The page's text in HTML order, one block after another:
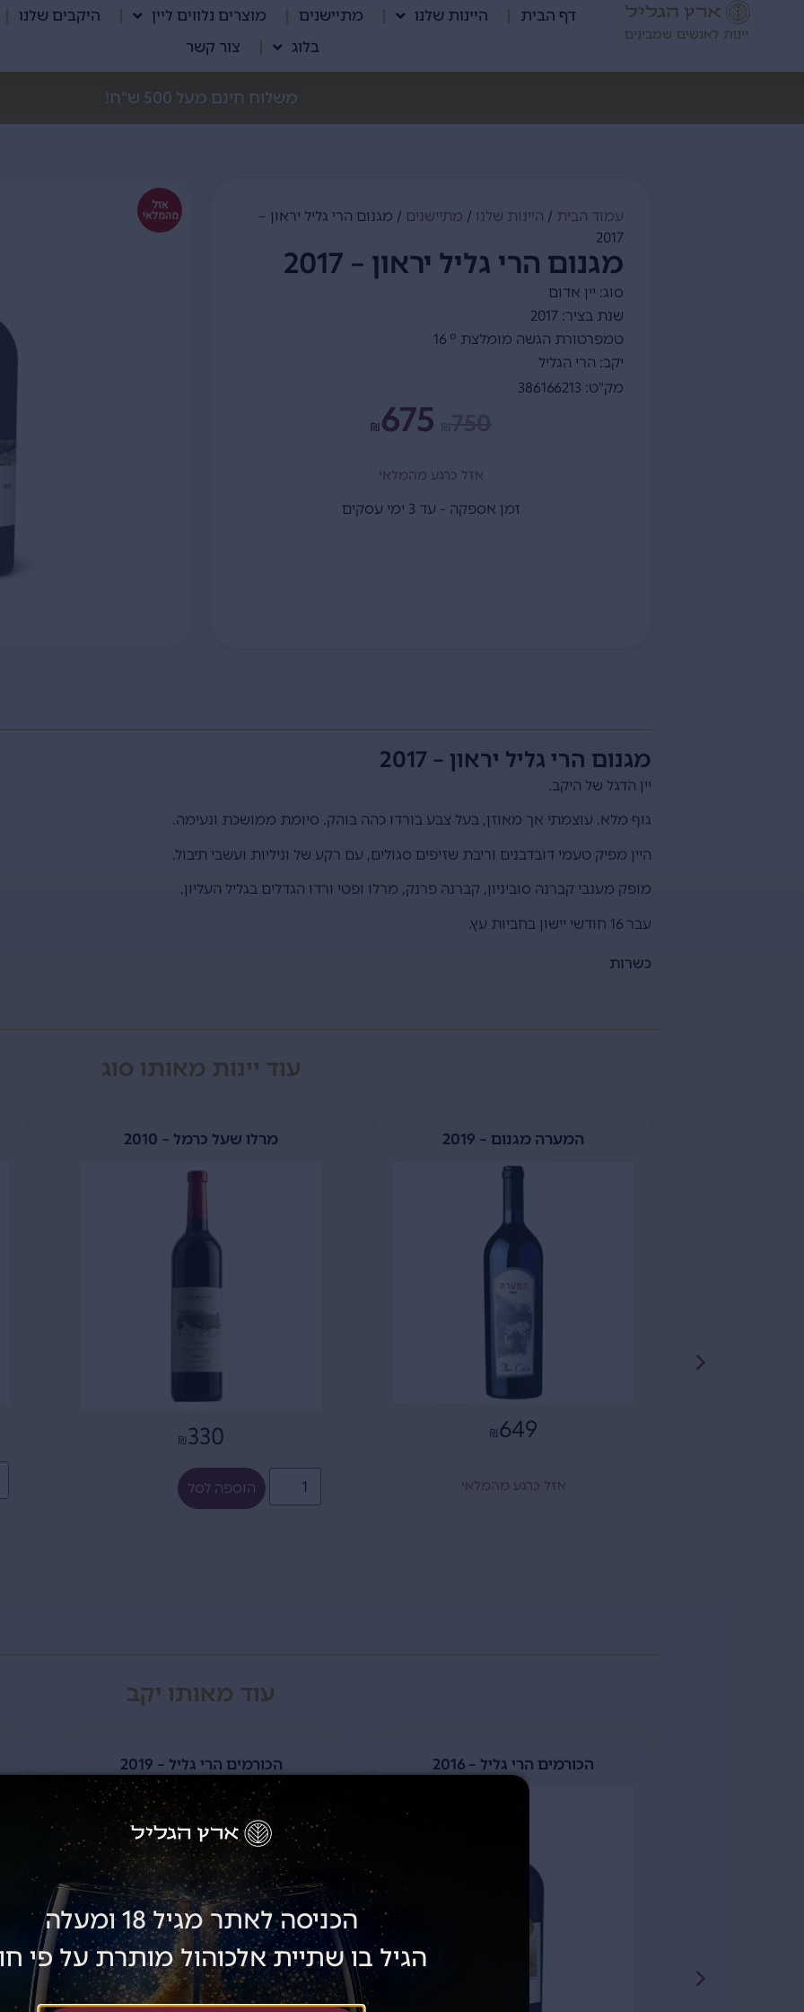
יינות לאנשים שמבינים
דף הבית היינות שלנו מתיישנים מוצרים נלווים ליין היקבים שלנו
בלוג
צור קשר
משלוח חינם מעל 500 ש"ח!
עמוד הבית / היינות שלנו / מתיישנים / מגנום הרי גליל יראון –
2017
מגנום הרי גליל יראון – 2017
סוג: יין אדום
שנת בציר: 2017
טמפרטורת הגשה מומלצת ° 16
יקב: הרי הגליל
מק"ט: 386166213
₪ 675
אזל כרגע מהמלאי
זמן אספקה - עד 3 ימי עסקים
אזל
מהמלאי
מגנום הרי גליל יראון – 2017
יין הדגל של היקב.
גוף מלא. עוצמתי אך מאוזן, בעל צבע בורדו כהה בוהק. סיומת ממושכת ונעימה.
היין מפיק טעמי דובדבנים וריבת שזיפים סגולים, עם רקע של וניליות ועשבי תיבול.
מופק מענבי קברנה סוביניון, קברנה פרנק, מרלו ופטי ורדו הגדלים בגליל העליון.
עבר 16 חודשי יישון בחביות עץ.
כשרות
עוד יינות מאותו סוג
המערה מגנום – 2019
₪ 649
אזל כרגע מהמלאי
מרלו שעל כרמל – 2010
₪ 330
הוספה לסל
עוד מאותו יקב
הכורמים הרי גליל – 2016 הכורמים הרי גליל – 2019
הכניסה לאתר מגיל 18 ומעלה
הגיל בו שתיית אלכוהול מותרת על פי